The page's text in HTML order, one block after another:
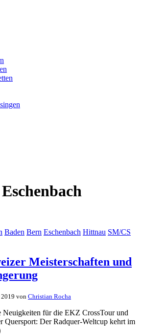
Eschenbach
Baden Bern Eschenbach Hittnau SM/CS
Meisterschaften und
2019 von Christian Rocha
Neuigkeiten für die EKZ CrossTour und
Quersport: Der Radquer-Weltcup kehrt im